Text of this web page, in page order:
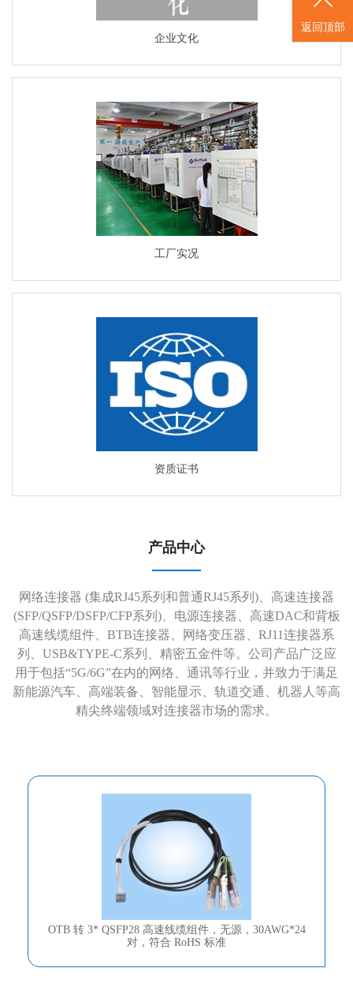
企业文化
工厂实况
资质证书
产品中心
网络连接器 (集成RJ45系列和普通RJ45系列)、高速连接器
(SFP/QSFP/DSFP/CFP系列)、电源连接器、高速DAC和背板
高速线缆组件、BTB连接器、网络变压器、RJ11连接器系
列、USB&TYPE-C系列、精密五金件等。公司产品广泛应
用于包括“5G/6G”在内的网络、通讯等行业，并致力于满足
新能源汽车、高端装备、智能显示、轨道交通、机器人等高
精尖终端领域对连接器市场的需求。
OTB 转 3* QSFP28 高速线缆组件，无源，30AWG*24
对，符合 RoHS 标准
返回顶部